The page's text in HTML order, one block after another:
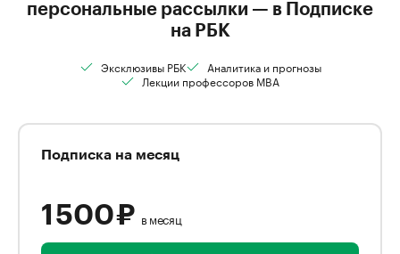
персональные рассылки — в Подписке
на РБК
Эксклюзивы РБК
Аналитика и прогнозы
Лекции профессоров MBA
Подписка на месяц
1 500 ₽ в месяц